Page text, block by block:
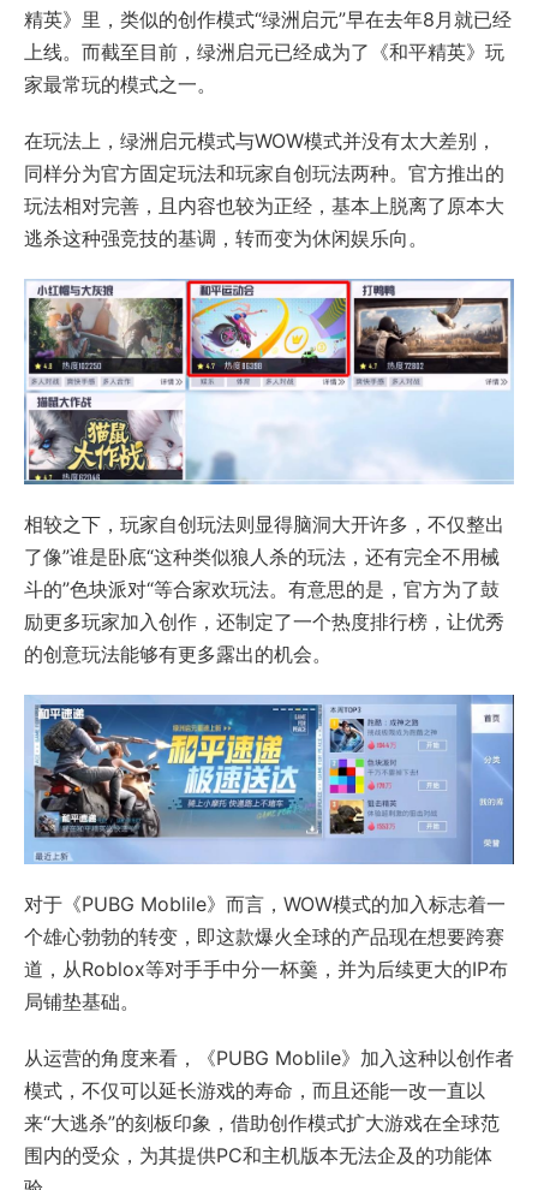
精英》里，类似的创作模式“绿洲启元”早在去年8月就已经
上线。而截至目前，绿洲启元已经成为了《和平精英》玩
家最常玩的模式之一。
在玩法上，绿洲启元模式与WOW模式并没有太大差别，
同样分为官方固定玩法和玩家自创玩法两种。官方推出的
玩法相对完善，且内容也较为正经，基本上脱离了原本大
逃杀这种强竞技的基调，转而变为休闲娱乐向。
相较之下，玩家自创玩法则显得脑洞大开许多，不仅整出
了像”谁是卧底“这种类似狼人杀的玩法，还有完全不用械
斗的”色块派对“等合家欢玩法。有意思的是，官方为了鼓
励更多玩家加入创作，还制定了一个热度排行榜，让优秀
的创意玩法能够有更多露出的机会。
对于《PUBG Moblile》而言，WOW模式的加入标志着一
个雄心勃勃的转变，即这款爆火全球的产品现在想要跨赛
道，从Roblox等对手手中分一杯羹，并为后续更大的IP布
局铺垫基础。
从运营的角度来看，《PUBG Moblile》加入这种以创作者
模式，不仅可以延长游戏的寿命，而且还能一改一直以
来“大逃杀”的刻板印象，借助创作模式扩大游戏在全球范
围内的受众，为其提供PC和主机版本无法企及的功能体